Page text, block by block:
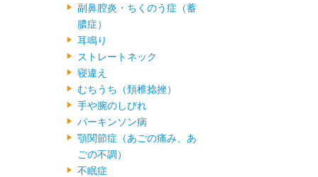
副鼻腔炎・ちくのう症（蓄
膿症）
耳鳴り
ストレートネック
寝違え
むちうち（頚椎捻挫）
手や腕のしびれ
パーキンソン病
顎関節症（あごの痛み、あ
ごの不調）
不眠症